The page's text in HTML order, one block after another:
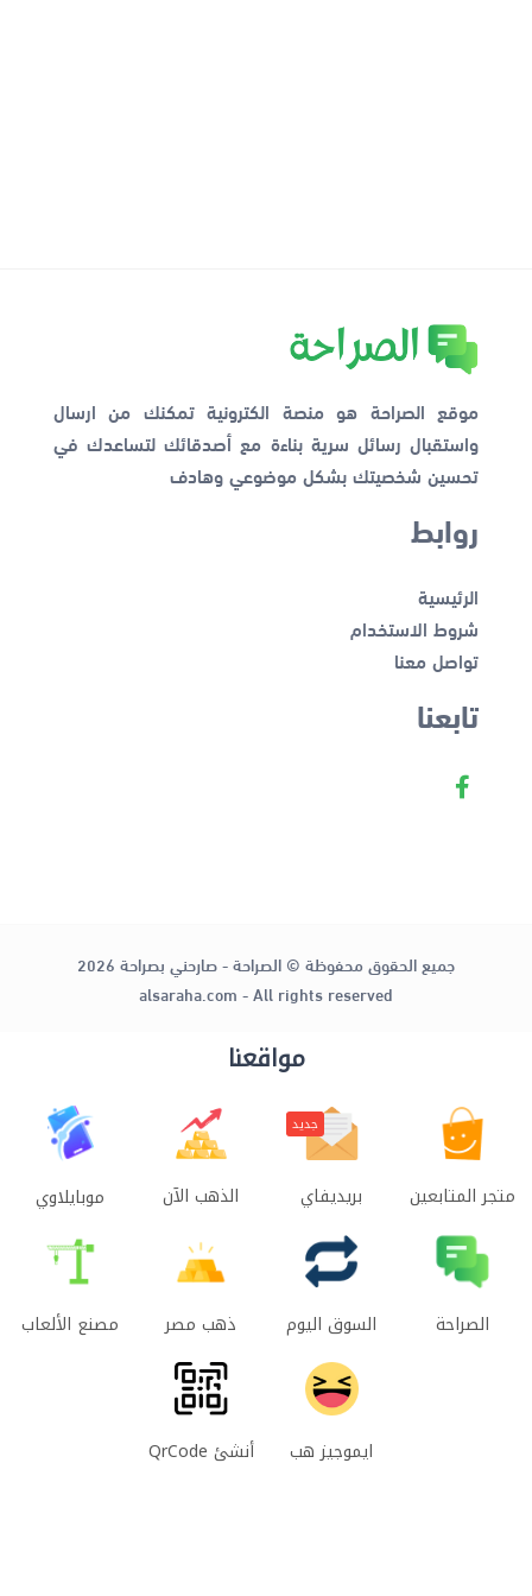
موقع الصراحة هو منصة الكترونية تمكنك من ارسال
واستقبال رسائل سرية بناءة مع أصدقائك لتساعدك في
تحسين شخصيتك بشكل موضوعي وهادف
روابط
الرئيسية
شروط الاستخدام
تواصل معنا
تابعنا
جميع الحقوق محفوظة © الصراحة - صارحني بصراحة 2026
alsaraha.com - All rights reserved